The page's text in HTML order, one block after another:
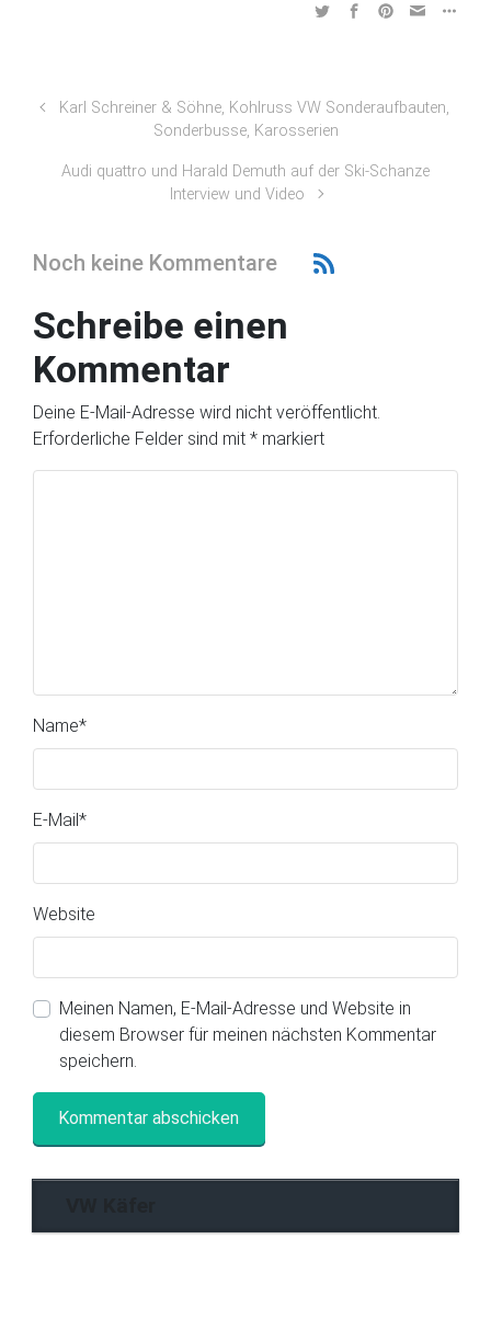
Karl Schreiner & Söhne, Kohlruss VW Sonderaufbauten,
Sonderbusse, Karosserien
Audi quattro und Harald Demuth auf der Ski-Schanze
Interview und Video
Noch keine Kommentare
Schreibe einen
Kommentar
Deine E-Mail-Adresse wird nicht veröffentlicht.
Erforderliche Felder sind mit * markiert
Name*
E-Mail*
Website
Meinen Namen, E-Mail-Adresse und Website in
diesem Browser für meinen nächsten Kommentar
speichern.